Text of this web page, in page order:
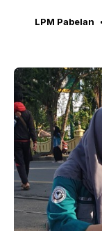
LPM Pabelan